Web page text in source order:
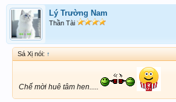
Lý Trường Nam
Thần Tài
Sá Xị nói: ↑
Chế mời huê tâm hen.....